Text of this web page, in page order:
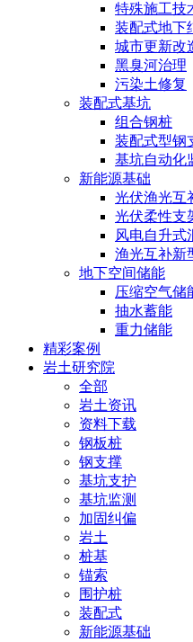
特殊施工技
装配式地下
城市更新改
黑臭河治理
污染土修复
装配式基坑
组合钢桩
装配式型钢
基坑自动化
新能源基础
光伏渔光互
光伏柔性支
风电自升式
渔光互补新
地下空间储能
压缩空气储
抽水蓄能
重力储能
精彩案例
岩土研究院
全部
岩土资讯
资料下载
钢板桩
钢支撑
基坑支护
基坑监测
加固纠偏
岩土
桩基
锚索
围护桩
装配式
新能源基础